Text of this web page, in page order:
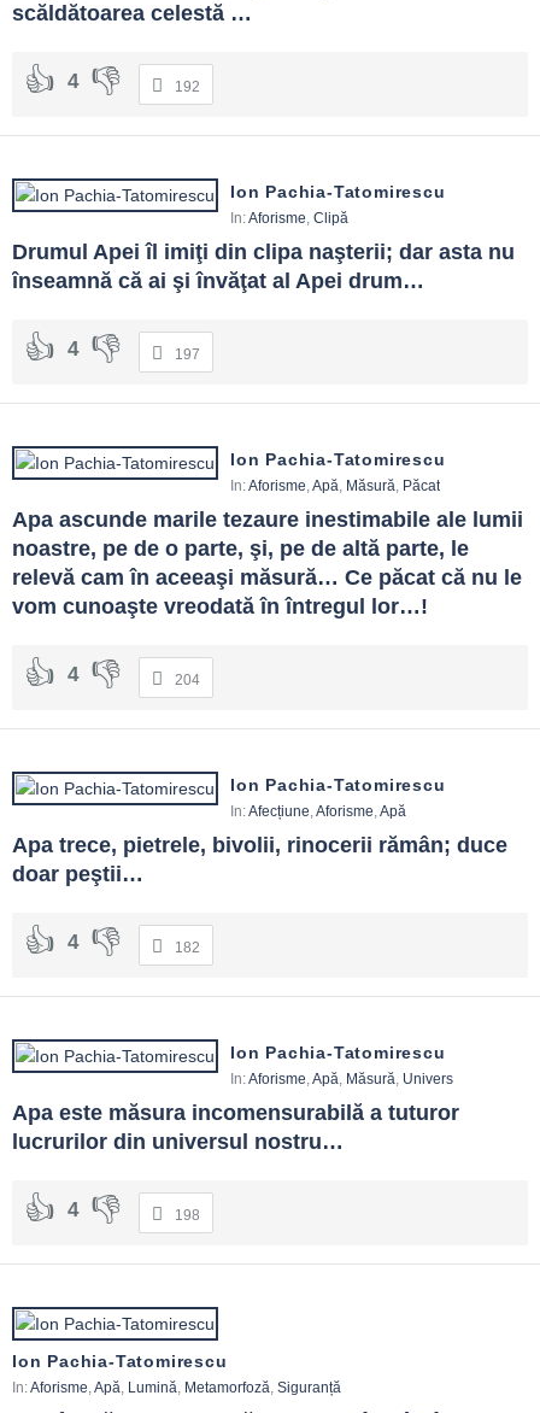
scăldătoarea celestă …
4 192
Ion Pachia-Tatomirescu
In:Aforisme, Clipă
Drumul Apei îl imiţi din clipa naşterii; dar asta nu
înseamnă că ai şi învăţat al Apei drum…
4 197
Ion Pachia-Tatomirescu
In:Aforisme,Apă, Măsură, Păcat
Apa ascunde marile tezaure inestimabile ale lumii
noastre, pe de o parte, şi, pe de altă parte, le
relevă cam în aceeaşi măsură… Ce păcat că nu le
vom cunoaşte vreodată în întregul lor…!
4 204
Ion Pachia-Tatomirescu
In:Afecțiune,Aforisme,Apă
Apa trece, pietrele, bivolii, rinocerii rămân; duce
doar peştii…
4 182
Ion Pachia-Tatomirescu
In:Aforisme,Apă, Măsură, Univers
Apa este măsura incomensurabilă a tuturor
lucrurilor din universul nostru…
4 198
Ion Pachia-Tatomirescu
In:Aforisme,Apă, Lumină, Metamorfoză, Siguranță